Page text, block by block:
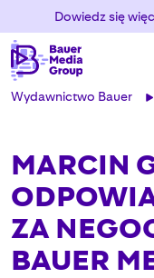
Dowiedz się
Wydawnictwo Bauer
MARCIN
ZA
BAUER